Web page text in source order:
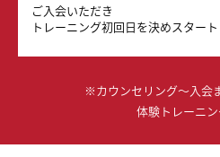
ご入会いただき
トレーニング初回日を決めスタート
※カウンセリング〜入会
体験トレーニ